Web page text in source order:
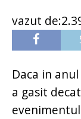
vazut
Daca in
a gasit